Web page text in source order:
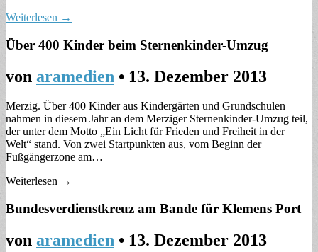
Weiterlesen →
Über 400 Kinder beim Sternenkinder-Umzug
von aramedien • 13. Dezember 2013
Merzig. Über 400 Kinder aus Kindergärten und Grundschulen
nahmen in diesem Jahr an dem Merziger Sternenkinder-Umzug teil,
der unter dem Motto „Ein Licht für Frieden und Freiheit in der
Welt“ stand. Von zwei Startpunkten aus, vom Beginn der
Fußgängerzone am…
Weiterlesen →
Bundesverdienstkreuz am Bande für Klemens Port
von aramedien • 13. Dezember 2013